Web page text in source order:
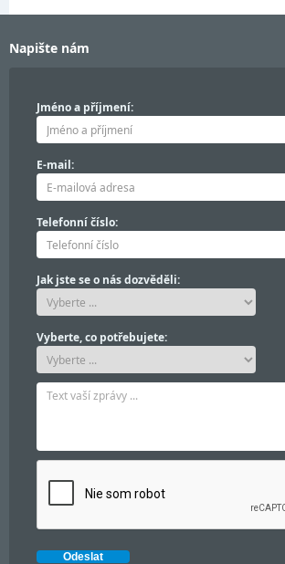
Napište nám
Jméno a příjmení:
E-mail:
Telefonní číslo:
Jak jste se o nás dozvěděli:
Vyberte, co potřebujete: